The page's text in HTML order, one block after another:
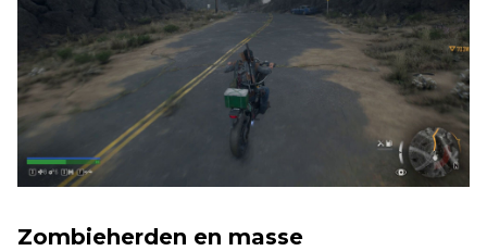
Zombieherden en masse